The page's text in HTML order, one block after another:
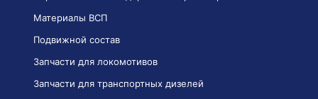
Материалы ВСП
Подвижной состав
Запчасти для локомотивов
Запчасти для транспортных дизелей